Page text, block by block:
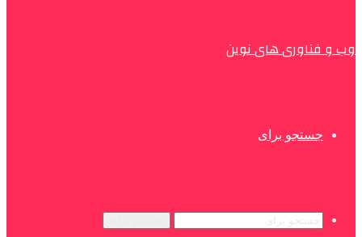
وب و فناوری های نوین
جستجو برای